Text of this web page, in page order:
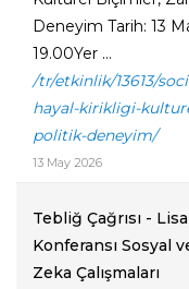
Deneyim Tarih: 13
19.00Yer ...
/tr/etkinlik/13613/
hayal-kirikligi-
politik-deneyim/
13 May 2026
Tebliğ Çağrısı -
Konferansı Sosyal
Zeka Çalışmaları